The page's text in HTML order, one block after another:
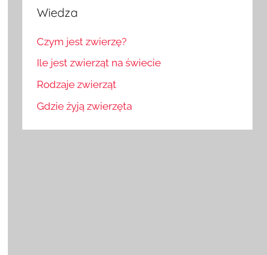
Wiedza
Czym jest zwierzę?
Ile jest zwierząt na świecie
Rodzaje zwierząt
Gdzie żyją zwierzęta